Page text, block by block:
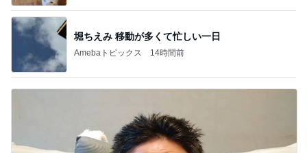
堀ちえみ 移動が多くて忙しい一日
Amebaトピックス 14時間前